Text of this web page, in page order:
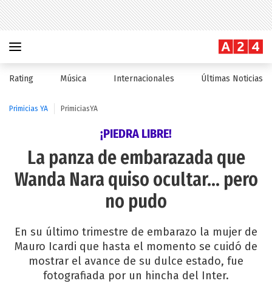
Rating Música Internacionales Últimas Noticias
Primicias YA PrimiciasYA
¡PIEDRA LIBRE!
La panza de embarazada que
Wanda Nara quiso ocultar... pero
no pudo
En su último trimestre de embarazo la mujer de
Mauro Icardi que hasta el momento se cuidó de
mostrar el avance de su dulce estado, fue
fotografiada por un hincha del Inter.